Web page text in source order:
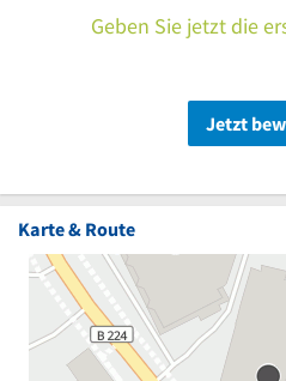
Geben Sie jetzt die
Jetzt
Karte & Route